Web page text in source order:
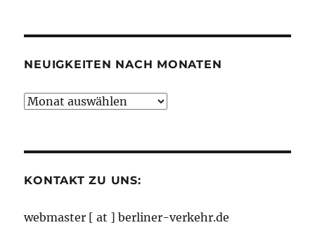
NEUIGKEITEN NACH MONATEN
Neuigkeiten
KONTAKT ZU UNS:
webmaster [ at ] berliner-verkehr.de